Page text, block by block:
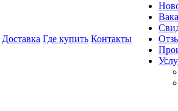
Доставка Где купить Контакты